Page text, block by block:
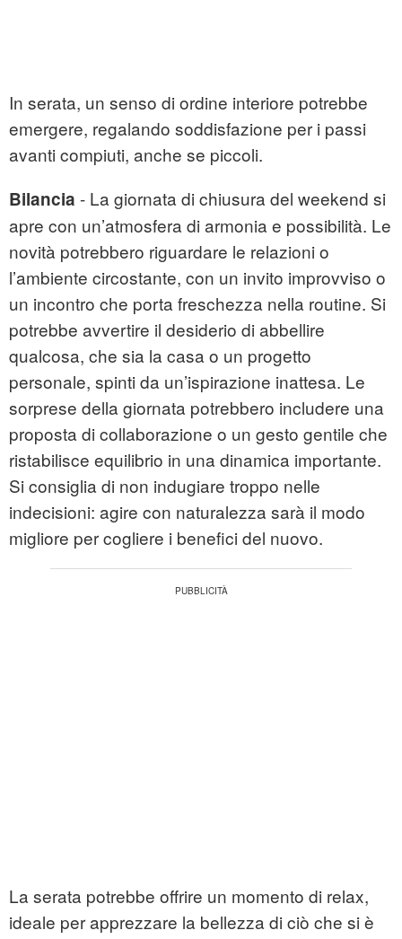
In serata, un senso di ordine interiore potrebbe
emergere, regalando soddisfazione per i passi
avanti compiuti, anche se piccoli.
Bilancia - La giornata di chiusura del weekend si
apre con un’atmosfera di armonia e possibilità. Le
novità potrebbero riguardare le relazioni o
l’ambiente circostante, con un invito improvviso o
un incontro che porta freschezza nella routine. Si
potrebbe avvertire il desiderio di abbellire
qualcosa, che sia la casa o un progetto
personale, spinti da un’ispirazione inattesa. Le
sorprese della giornata potrebbero includere una
proposta di collaborazione o un gesto gentile che
ristabilisce equilibrio in una dinamica importante.
Si consiglia di non indugiare troppo nelle
indecisioni: agire con naturalezza sarà il modo
migliore per cogliere i benefici del nuovo.
La serata potrebbe offrire un momento di relax,
ideale per apprezzare la bellezza di ciò che si è